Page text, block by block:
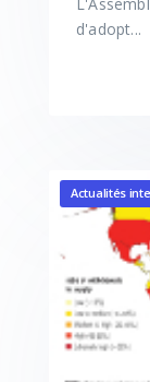
d'adopt...
Actualités